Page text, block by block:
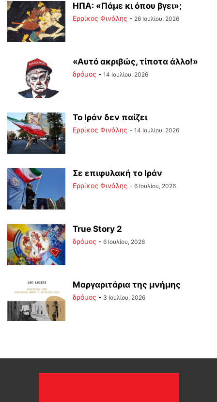
ΗΠΑ: «Πάμε κι όπου βγει»;
Ερρίκος Φινάλης - 26 Ιουλίου, 2026
«Αυτό ακριβώς, τίποτα άλλο!»
δρόμος - 14 Ιουλίου, 2026
Το Ιράν δεν παίζει
Ερρίκος Φινάλης - 14 Ιουλίου, 2026
Σε επιφυλακή το Ιράν
Ερρίκος Φινάλης - 6 Ιουλίου, 2026
True Story 2
δρόμος - 6 Ιουλίου, 2026
Μαργαριτάρια της μνήμης
δρόμος - 3 Ιουλίου, 2026